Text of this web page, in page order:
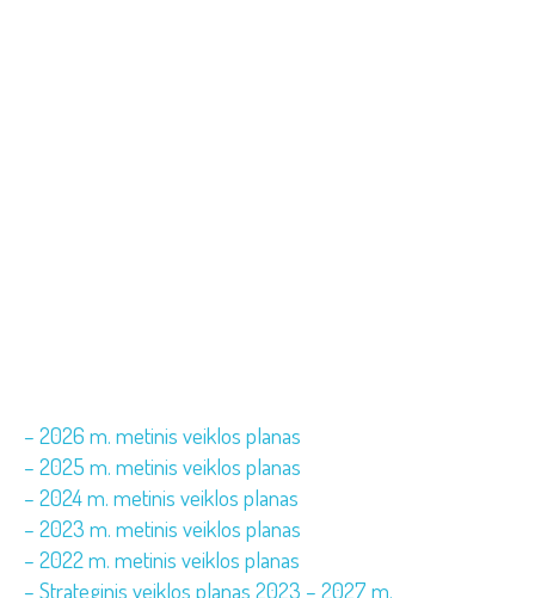
– 2026 m. metinis veiklos planas
– 2025 m. metinis veiklos planas
– 2024 m. metinis veiklos planas
– 2023 m. metinis veiklos planas
– 2022 m. metinis veiklos planas
– Strateginis veiklos planas 2023 – 2027 m.